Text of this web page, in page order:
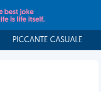
PICCANTE CASUALE